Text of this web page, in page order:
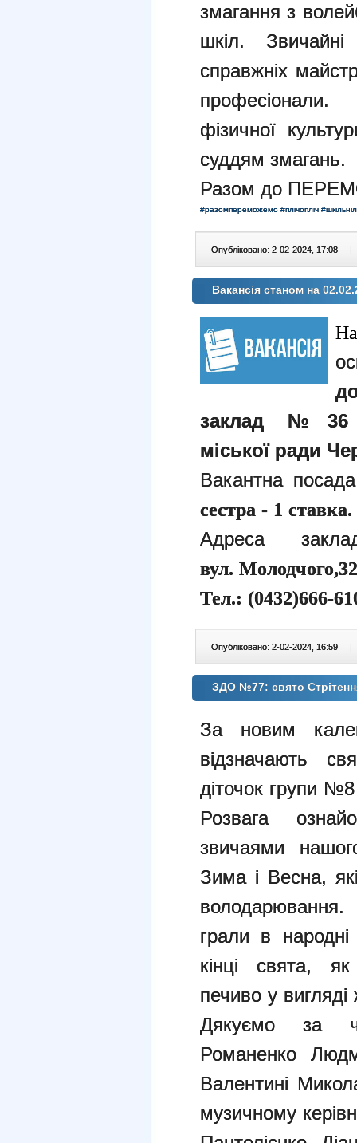
змагання з
шкіл.
справжніх
фізичної
суддям змагань.
Разом до
#разомпереможемо #плічопліч
Опубліковано: 2-02-2024, 17:08 |
Вакансія станом на
На
заклад №36
міської ради
Вакантнапосада
сестра - 1 ставка.
Адреса
вул.
Тел.: (0432)666-
Опубліковано: 2-02-2024, 16:59 |
ЗДО №77: свято
За новим
відзначають
діточок групи
Розвага
звичаями
Зима і Весна,
грали в
кінці свята,
печиво у вигляді
Дякуємо за
Романенко
Валентині
музичному